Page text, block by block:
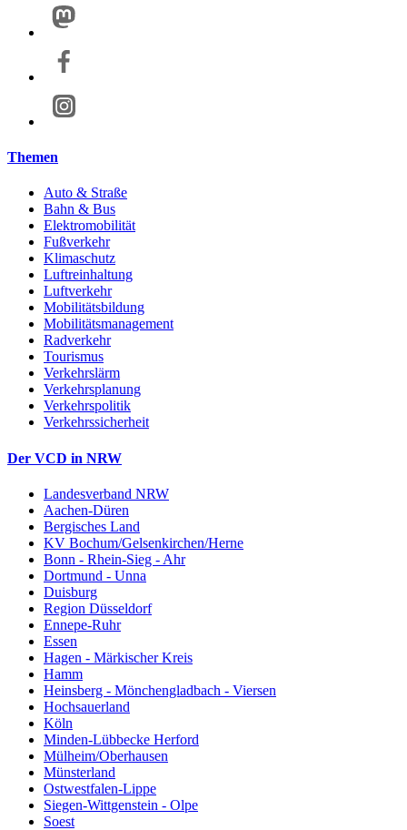
Themen
Auto & Straße
Bahn & Bus
Elektromobilität
Fußverkehr
Klimaschutz
Luftreinhaltung
Luftverkehr
Mobilitätsbildung
Mobilitätsmanagement
Radverkehr
Tourismus
Verkehrslärm
Verkehrsplanung
Verkehrspolitik
Verkehrssicherheit
Der VCD in NRW
Landesverband NRW
Aachen-Düren
Bergisches Land
KV Bochum/Gelsenkirchen/Herne
Bonn - Rhein-Sieg - Ahr
Dortmund - Unna
Duisburg
Region Düsseldorf
Ennepe-Ruhr
Essen
Hagen - Märkischer Kreis
Hamm
Heinsberg - Mönchengladbach - Viersen
Hochsauerland
Köln
Minden-Lübbecke Herford
Mülheim/Oberhausen
Münsterland
Ostwestfalen-Lippe
Siegen-Wittgenstein - Olpe
Soest